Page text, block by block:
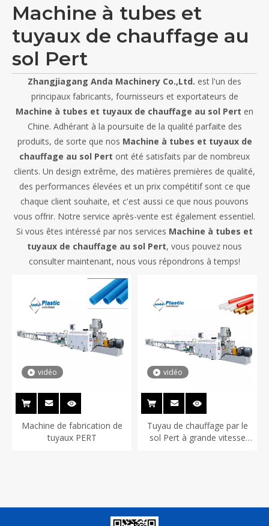
Machine à tubes et
tuyaux de chauffage au
sol Pert
Zhangjiagang Anda Machinery Co.,Ltd. est l'un des
principaux fabricants, fournisseurs et exportateurs de
Machine à tubes et tuyaux de chauffage au sol Pert en
Chine. Adhérant à la poursuite de la qualité parfaite des
produits, de sorte que nos Machine à tubes et tuyaux de
chauffage au sol Pert ont été satisfaits par de nombreux
clients. Un design extrême, des matières premières de qualité,
des performances élevées et un prix compétitif sont ce que
chaque client souhaite, et c'est aussi ce que nous pouvons
vous offrir. Notre service après-vente est également essentiel.
Si vous êtes intéressé par nos services Machine à tubes et
tuyaux de chauffage au sol Pert, vous pouvez nous
consulter maintenant, nous vous répondrons à temps!
vidéo
Machine de fabrication de
tuyaux PERT
vidéo
Tuyau de chauffage par le
sol Pert à grande vitesse